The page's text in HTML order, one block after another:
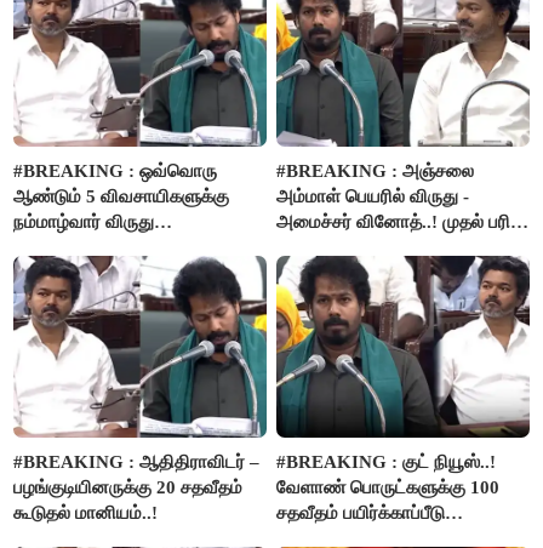
#BREAKING : ஒவ்வொரு
ஆண்டும் 5 விவசாயிகளுக்கு
நம்மாழ்வார் விருது
#BREAKING : அஞ்சலை
அம்மாள் பெயரில் விருது -
அமைச்சர் வினோத்..! முதல் பரிசு
#BREAKING : ஆதிதிராவிடர் –
பழங்குடியினருக்கு 20 சதவீதம்
கூடுதல் மானியம்..!
#BREAKING : குட் நியூஸ்..!
வேளாண் பொருட்களுக்கு 100
சதவீதம் பயிர்க்காப்பீடு